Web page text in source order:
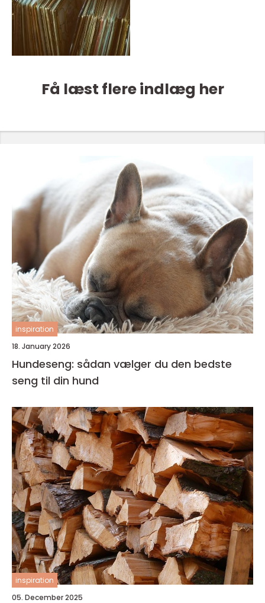
Få læst flere indlæg her
inspiration
18. January 2026
Hundeseng: sådan vælger du den bedste
seng til din hund
inspiration
05. December 2025